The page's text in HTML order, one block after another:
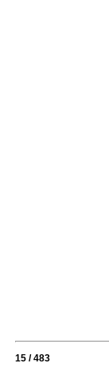
15 / 483